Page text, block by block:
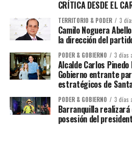
CRÍTICA DESDE EL
TERRITORIO & PODER 3
Camilo Noguera
la dirección del
PODER & GOBIERNO 3 días
Alcalde Carlos
Gobierno entrante
estratégicos de
PODER & GOBIERNO 3 días
Barranquilla
posesión del